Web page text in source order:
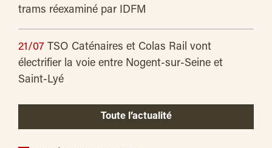
trams réexaminé par IDFM
21/07
TSO Caténaires et Colas Rail vont
électrifier la voie entre Nogent-sur-Seine et
Saint-Lyé
Toute l’actualité